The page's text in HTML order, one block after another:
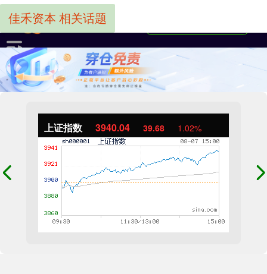
上证指数 3940.04 39.68 1.02%
佳禾资本 相关话题